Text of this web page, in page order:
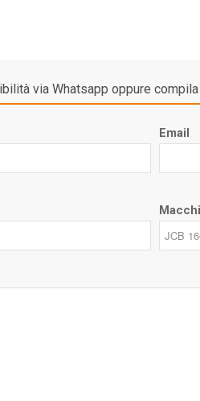
via Whatsapp oppure
Email